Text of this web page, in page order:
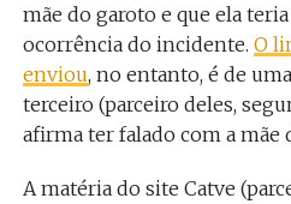
mãe do garoto e que ela
ocorrência do incidente. O
enviou, no entanto, é de
terceiro (parceiro deles,
afirma ter falado com a mãe
A matéria do site Catve